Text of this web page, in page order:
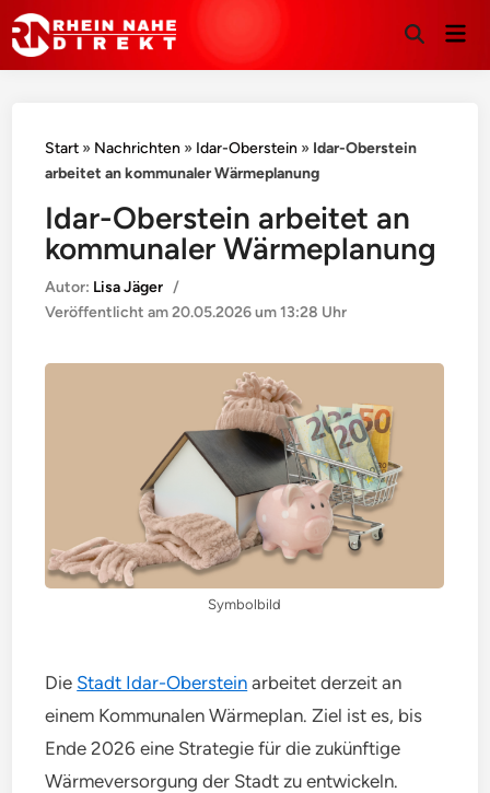
Suche
Start » Nachrichten » Idar-Oberstein » Idar-Oberstein
arbeitet an kommunaler Wärmeplanung
Idar-Oberstein arbeitet an
kommunaler Wärmeplanung
Autor: Lisa Jäger /
Veröffentlicht am20.05.2026 um 13:28 Uhr
Symbolbild
Die Stadt Idar-Oberstein arbeitet derzeit an
einem Kommunalen Wärmeplan. Ziel ist es, bis
Ende 2026 eine Strategie für die zukünftige
Wärmeversorgung der Stadt zu entwickeln.